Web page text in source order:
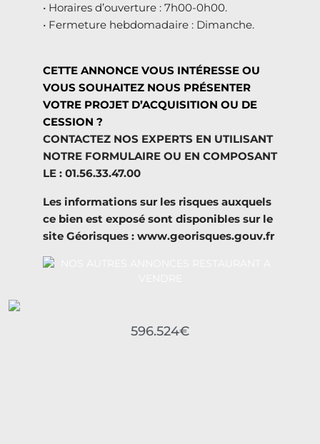
• Horaires d’ouverture : 7h00-0h00.
• Fermeture hebdomadaire : Dimanche.
CETTE ANNONCE VOUS INTÉRESSE OU
VOUS SOUHAITEZ NOUS PRÉSENTER
VOTRE PROJET D’ACQUISITION OU DE
CESSION ?
CONTACTEZ NOS EXPERTS EN UTILISANT
NOTRE FORMULAIRE OU EN COMPOSANT
LE : 01.56.33.47.00
Les informations sur les risques auxquels
ce bien est exposé sont disponibles sur le
site Géorisques : www.georisques.gouv.fr
596.524€